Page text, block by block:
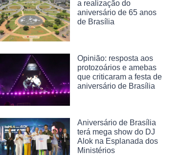
a realização do
aniversário de 65 anos
de Brasília
Opinião: resposta aos
protozoários e amebas
que criticaram a festa de
aniversário de Brasília
Aniversário de Brasília
terá mega show do DJ
Alok na Esplanada dos
Ministérios